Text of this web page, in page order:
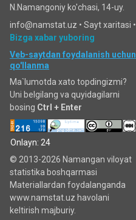
N.Namangoniy ko'chasi, 14-uy.
info@namstat.uz • Sayt xaritasi •
Bizga xabar yuboring
Veb-saytdan foydalanish uchun
qo'llanma
Ma`lumotda xato topdingizmi?
Uni belgilang va quyidagilarni
bosing Ctrl + Enter
Onlayn: 24
© 2013-2026 Namangan viloyat
statistika boshqarmasi
Materiallardan foydalanganda
www.namstat.uz havolani
keltirish majburiy.